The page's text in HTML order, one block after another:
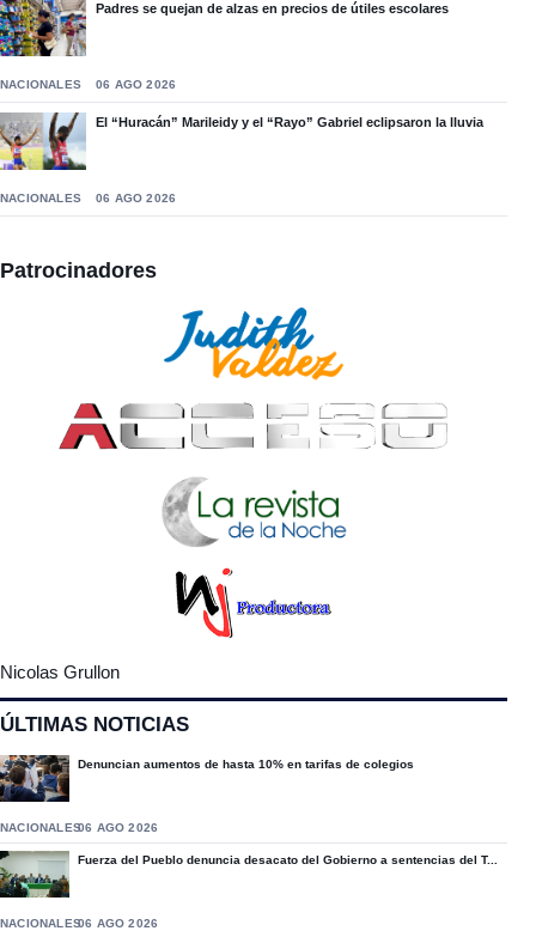
Padres se quejan de alzas en precios de útiles escolares
NACIONALES 06 AGO 2026
El “Huracán” Marileidy y el “Rayo” Gabriel eclipsaron la lluvia
NACIONALES 06 AGO 2026
Patrocinadores
Nicolas Grullon
ÚLTIMAS NOTICIAS
Denuncian aumentos de hasta 10% en tarifas de colegios
NACIONALES06 AGO 2026
Fuerza del Pueblo denuncia desacato del Gobierno a sentencias del T...
NACIONALES06 AGO 2026